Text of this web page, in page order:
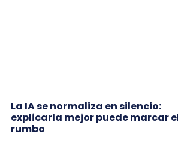
La IA se normaliza en silencio:
explicarla mejor puede marcar
rumbo